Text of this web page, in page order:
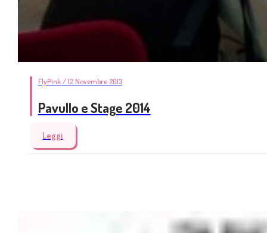
FlyPink / 12 Novembre 2013
Pavullo e Stage 2014
Leggi